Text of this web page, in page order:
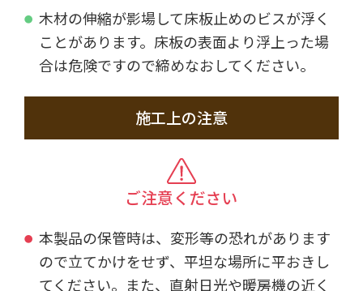
木材の伸縮が影場して床板止めのビスが浮く
ことがあります。床板の表面より浮上った場
合は危険ですので締めなおしてください。
施工上の注意
ご注意ください
本製品の保管時は、変形等の恐れがあります
ので立てかけをせず、平坦な場所に平おきし
てください。また、直射日光や暖房機の近く